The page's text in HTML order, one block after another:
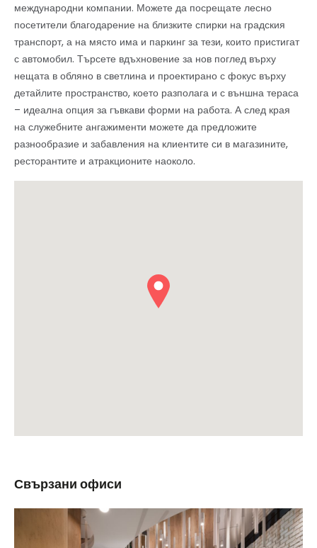
международни компании. Можете да посрещате лесно
посетители благодарение на близките спирки на градския
транспорт, а на място има и паркинг за тези, които пристигат
с автомобил. Търсете вдъхновение за нов поглед върху
нещата в обляно в светлина и проектирано с фокус върху
детайлите пространство, което разполага и с външна тераса
– идеална опция за гъвкави форми на работа. А след края
на служебните ангажименти можете да предложите
разнообразие и забавления на клиентите си в магазините,
ресторантите и атракционите наоколо.
Свързани офиси